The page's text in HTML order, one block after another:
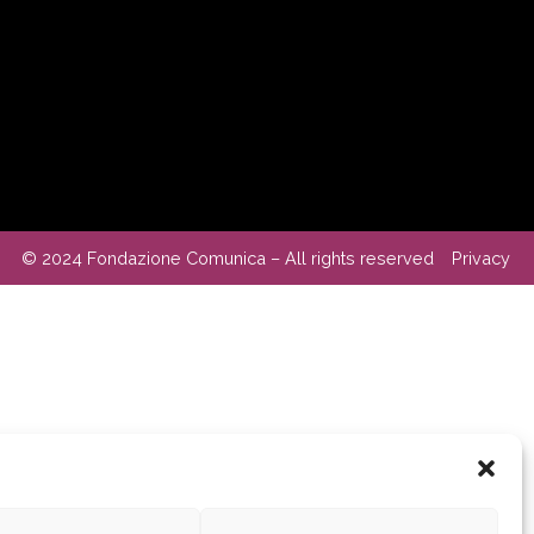
© 2024 Fondazione Comunica – All rights reserved Privacy